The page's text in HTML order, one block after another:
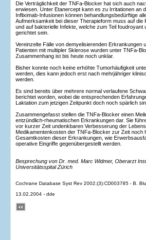
Die Verträglichkeit der TNFa-Blocker hat sich auch
erwiesen. Unter Etanercept kann es zu Irritationen an
Infliximab-Infusionen können behandlungsbedürftige
Aufmerksamkeit bei dieser Therapieform muss auf die
und auf bakterielle Infekte, welche zum Teil
gerichtet sein.
Vereinzelte Fälle von demyelisierenden Erkrankungen
Patienten mit multipler Sklerose wurden unter TNFa-
Zusammenhang ist bis heute noch unklar.
Bisher konnte noch keine erhöhte Tumorhäufigkeit
werden, dies kann jedoch erst nach mehrjähriger
werden.
Es sind bereits über mehrere normal verlaufene
berichtet worden, wobei die entsprechenden
Laktation zum jetzigen Zeitpunkt doch noch spärlich
Zusammengefasst stellen die TNFa-Blocker einen
entzündlich-rheumatischen Erkrankungen dar. Sie
vor kurzer Zeit undenkbaren Verbesserung der
Medikamentenkosten der TNFa-Blocker zur Zeit noch
Gesamtkosten dieser Erkrankungen, wie
operative Eingriffe gegenübergestellt werden.
Besprechung von Dr. med. Marc Widmer, Oberarzt
Universitätsspital Zürich
Cochrane Database Syst Rev 2002;(3):CD003785 - B.
13.02.2004 - dde